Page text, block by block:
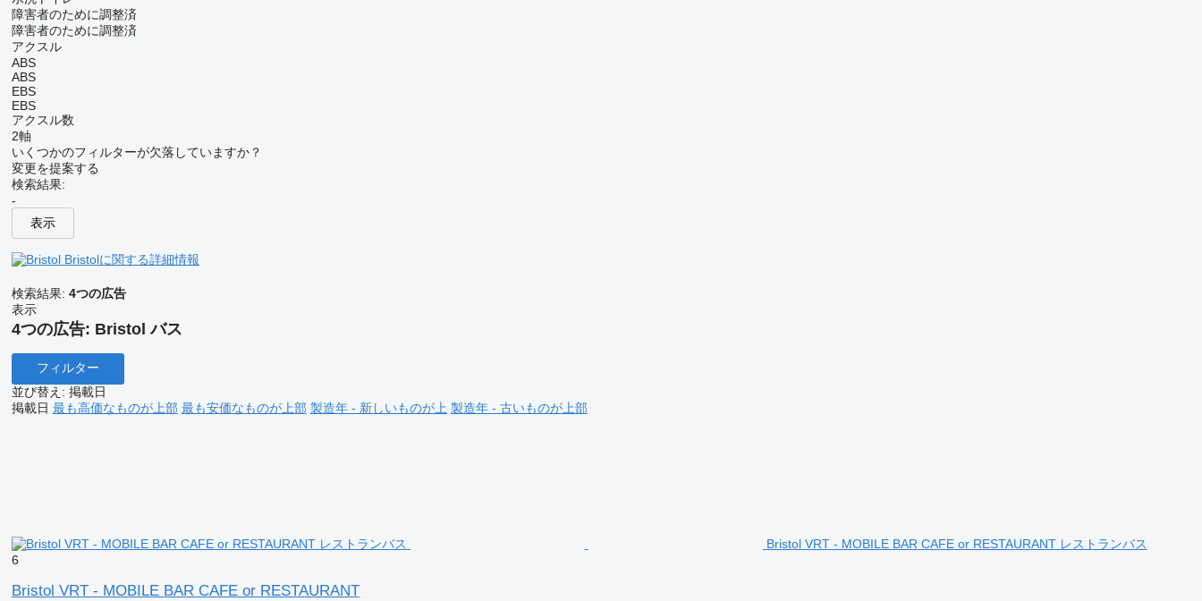
障害者のために調整済
障害者のために調整済
アクスル
ABS
ABS
EBS
EBS
アクスル数
2軸
いくつかのフィルターが欠落していますか？
変更を提案する
検索結果:
-
表示
Bristolに関する詳細情報
検索結果: 4つの広告
表示
4つの広告: Bristol バス
フィルター
並び替え : 掲載日
掲載日 最も高価なものが上部 最も安価なものが上部 製造年 - 新しいものが上 製造年 - 古いものが上部
Bristol VRT - MOBILE BAR CAFE or RESTAURANT レストランバス
6
Bristol VRT - MOBILE BAR CAFE or RESTAURANT